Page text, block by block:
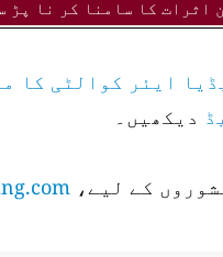
اثرات کا سامنا کر نا پڑ
ایئر کوالٹی کا
دیکھیں۔
کے لیے،